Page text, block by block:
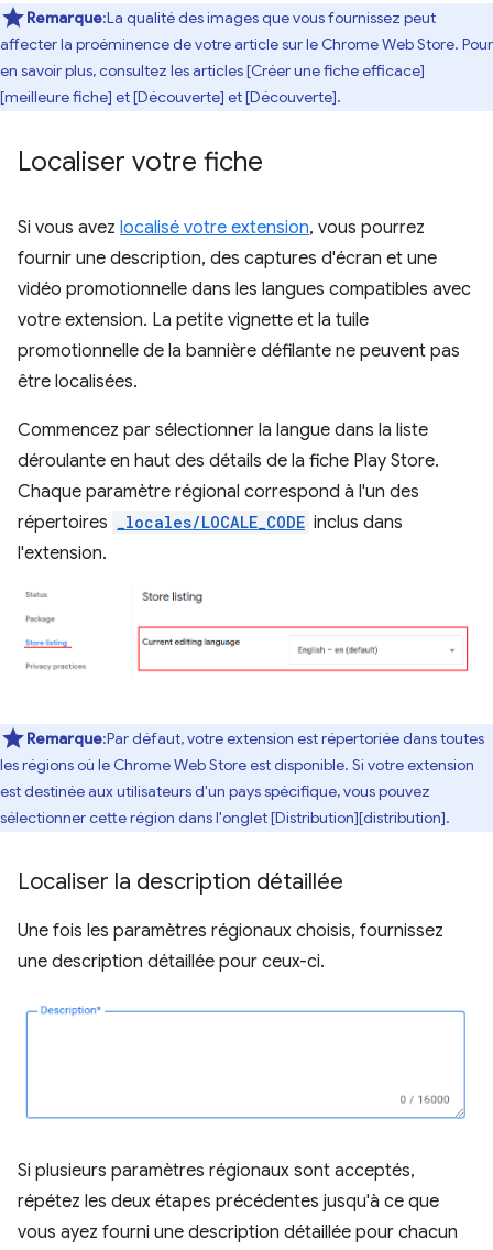
Remarque:La qualité des images que vous fournissez peut
affecter la proéminence de votre article sur le Chrome Web Store. Pour
en savoir plus, consultez les articles [Créer une fiche efficace]
[meilleure fiche] et [Découverte] et [Découverte].
Localiser votre fiche
Si vous avez localisé votre extension, vous pourrez
fournir une description, des captures d'écran et une
vidéo promotionnelle dans les langues compatibles avec
votre extension. La petite vignette et la tuile
promotionnelle de la bannière défilante ne peuvent pas
être localisées.
Commencez par sélectionner la langue dans la liste
déroulante en haut des détails de la fiche Play Store.
Chaque paramètre régional correspond à l'un des
répertoires _locales/LOCALE_CODE inclus dans
l'extension.
Remarque:Par défaut, votre extension est répertoriée dans toutes
les régions où le Chrome Web Store est disponible. Si votre extension
est destinée aux utilisateurs d'un pays spécifique, vous pouvez
sélectionner cette région dans l'onglet [Distribution][distribution].
Localiser la description détaillée
Une fois les paramètres régionaux choisis, fournissez
une description détaillée pour ceux-ci.
Si plusieurs paramètres régionaux sont acceptés,
répétez les deux étapes précédentes jusqu'à ce que
vous ayez fourni une description détaillée pour chacun